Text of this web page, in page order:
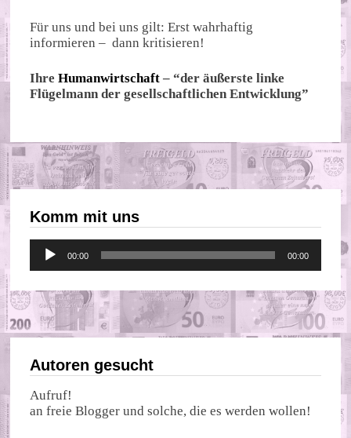
Für uns und bei uns gilt: Erst wahrhaftig
informieren – dann kritisieren!
IhreHumanwirtschaft – “der äußerste linke
Flügelmann der gesellschaftlichen Entwicklung”
Komm mit uns
Audio-
Player
00:00 00:00
Autoren gesucht
Aufruf!
an freie Blogger und solche, die es werden wollen!